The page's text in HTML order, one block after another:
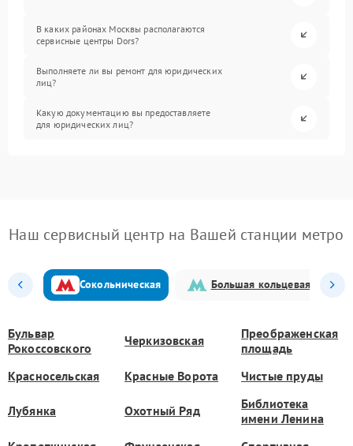
В каких районах Москвы располагаются
сервисные центры Dors?
Выполняете ли вы ремонт для юридических
лиц?
Какую документацию вы предоставляете
для юридических лиц?
Наш сервисный центр на Вашей станции метро
Сокольническая Большая кольцевая
Бульвар
Рокоссовского
Черкизовская
Преображенская
площадь
Красносельская
Красные Ворота Чистые пруды
Лубянка Охотный Ряд
Библиотека
имени Ленина